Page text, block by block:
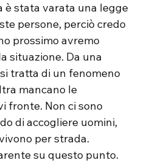
è stata varata una legge
persone, perciò credo
prossimo avremo
situazione. Da una
tratta di un fenomeno
mancano le
fronte. Non ci sono
di accogliere uomini,
per strada.
su questo punto.